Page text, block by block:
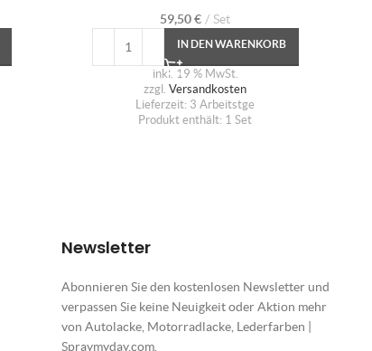
59,50€ Set
IN DEN WARENKORB
inkl. 19 % MwSt.
zzgl.Versandkosten
Lieferzeit: 3 Arbeitstge
Produkt enthält: 1Set
Newsletter
Abonnieren Sie den kostenlosen Newsletter und
verpassen Sie keine Neuigkeit oder Aktion mehr
von Autolacke, Motorradlacke, Lederfarben |
Spraymyday.com.